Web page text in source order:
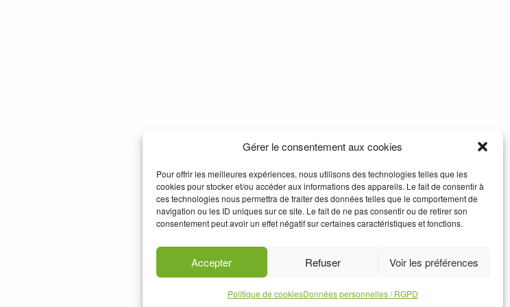
Gérer le consentement aux cookies
Pour offrir les meilleures expériences, nous utilisons des technologies telles que les
cookies pour stocker et/ou accéder aux informations des appareils. Le fait de consentir à
ces technologies nous permettra de traiter des données telles que le comportement de
navigation ou les ID uniques sur ce site. Le fait de ne pas consentir ou de retirer son
consentement peut avoir un effet négatif sur certaines caractéristiques et fonctions.
Accepter Refuser Voir les préférences
Politique de cookiesDonnées personnelles / RGPD